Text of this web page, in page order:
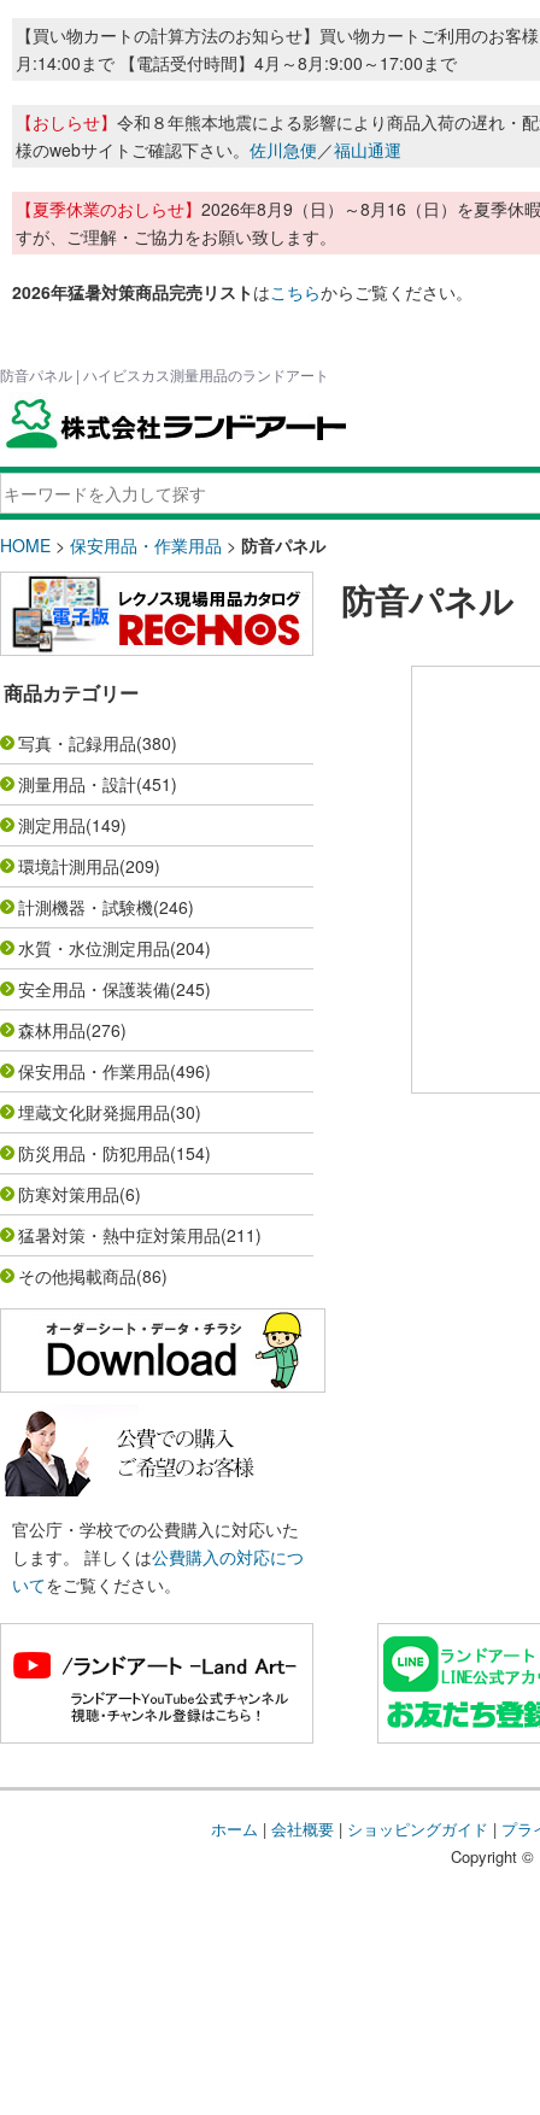
【買い物カートの計算方法のお知らせ】買い物カートご利用のお客
月:14:00まで 【電話受付時間】4月～8月:9:00～17:00まで
【おしらせ】 令和８年熊本地震による影響により商品入荷の遅れ・
様のwebサイトご確認下さい。 佐川急便／福山通運
【夏季休業のおしらせ】 2026年8月9（日）～8月16（日）を夏季休
すが、ご理解・ご協力をお願い致します。
2026年猛暑対策商品完売リストはこちらからご覧ください。
防音パネル | ハイビスカス測量用品のランドアート
HOME > 保安用品・作業用品 > 防音パネル
商品カテゴリー
写真・記録用品(380)
測量用品・設計(451)
測定用品(149)
環境計測用品(209)
計測機器・試験機(246)
水質・水位測定用品(204)
安全用品・保護装備(245)
森林用品(276)
保安用品・作業用品(496)
埋蔵文化財発掘用品(30)
防災用品・防犯用品(154)
防寒対策用品(6)
猛暑対策・熱中症対策用品(211)
その他掲載商品(86)
官公庁・学校での公費購入に対応いた
します。 詳しくは公費購入の対応につ
いてをご覧ください。
防音パネル
ホーム | 会社概要| ショッピングガイド | プラ
Copyright ©